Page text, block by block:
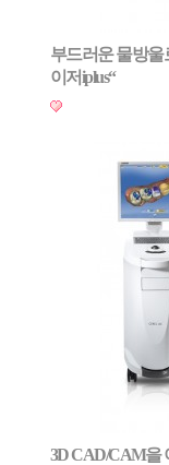
부드러운 물방울
이저iplus“
3D CAD/CAM을